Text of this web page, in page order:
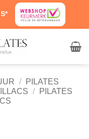
/
PILATES
/
PILATES